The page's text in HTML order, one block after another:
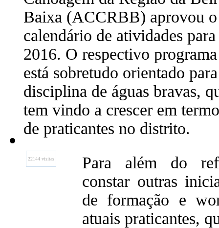
Baixa (ACCRBB) aprovou o
calendário de atividades para
2016. O respectivo programa
está sobretudo orientado
disciplina de águas bravas,
tem vindo a crescer em
de praticantes no distrito.
22144 visitas
Para além do
constar outras
de formação e
atuais praticantes,